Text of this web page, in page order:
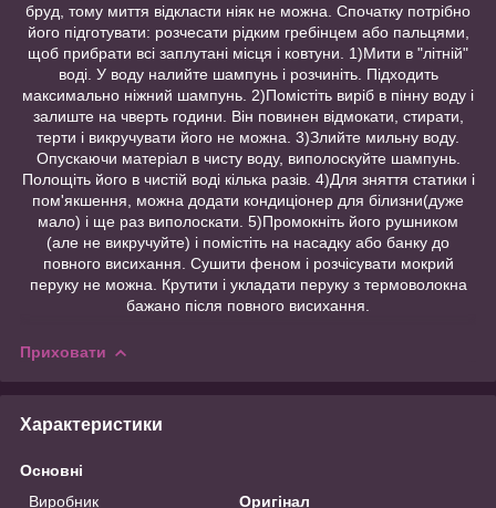
бруд, тому миття відкласти ніяк не можна. Спочатку потрібно
його підготувати: розчесати рідким гребінцем або пальцями,
щоб прибрати всі заплутані місця і ковтуни. 1)Мити в "літній"
воді. У воду налийте шампунь і розчиніть. Підходить
максимально ніжний шампунь. 2)Помістіть виріб в пінну воду і
залиште на чверть години. Він повинен відмокати, стирати,
терти і викручувати його не можна. 3)Злийте мильну воду.
Опускаючи матеріал в чисту воду, виполоскуйте шампунь.
Полощіть його в чистій воді кілька разів. 4)Для зняття статики і
пом'якшення, можна додати кондиціонер для білизни(дуже
мало) і ще раз виполоскати. 5)Промокніть його рушником
(але не викручуйте) і помістіть на насадку або банку до
повного висихання. Сушити феном і розчісувати мокрий
перуку не можна. Крутити і укладати перуку з термоволокна
бажано після повного висихання.
Приховати
Характеристики
Основні
Виробник
Оригінал